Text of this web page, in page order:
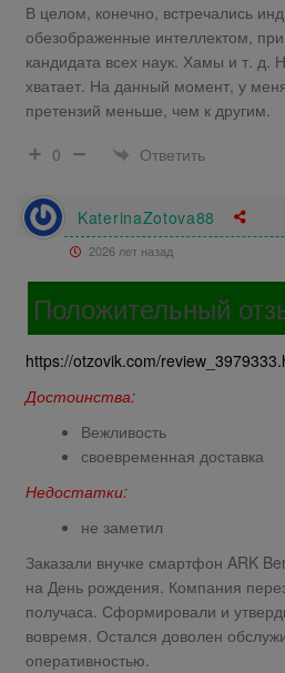
В целом, конечно, встречались
обезображенные интеллектом,
кандидата всех наук. Хамы и т. д.
хватает. На данный момент, у
претензий меньше, чем к другим.
0
Ответить
KaterinaZotova88
2026 лет назад
Положительный
https://otzovik.com/
Достоинства:
Вежливость
своевременная доставка
Недостатки:
не заметил
Заказали внучке смартфон ARK
на День рождения. Компания
получаса. Сформировали и
вовремя. Остался доволен
оперативностью.